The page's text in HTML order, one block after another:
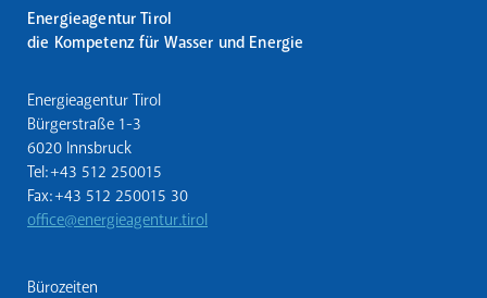
Energieagentur Tirol
die Kompetenz für Wasser und Energie
Energieagentur Tirol
Bürgerstraße 1-3
6020 Innsbruck
Tel: +43 512 250015
Fax: +43 512 250015 30
office@energieagentur.tirol
Bürozeiten